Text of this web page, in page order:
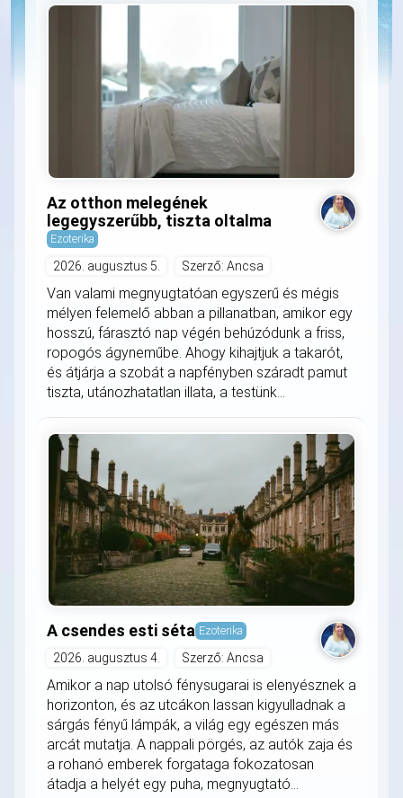
Az otthon melegének
legegyszerűbb, tiszta oltalma
Ezoterika
2026. augusztus 5. Szerző: Ancsa
Van valami megnyugtatóan egyszerű és mégis
mélyen felemelő abban a pillanatban, amikor egy
hosszú, fárasztó nap végén behúzódunk a friss,
ropogós ágyneműbe. Ahogy kihajtjuk a takarót,
és átjárja a szobát a napfényben száradt pamut
tiszta, utánozhatatlan illata, a testünk...
A csendes esti séta Ezoterika
2026. augusztus 4. Szerző: Ancsa
Amikor a nap utolsó fénysugarai is elenyésznek a
horizonton, és az utcákon lassan kigyulladnak a
sárgás fényű lámpák, a világ egy egészen más
arcát mutatja. A nappali pörgés, az autók zaja és
a rohanó emberek forgataga fokozatosan
átadja a helyét egy puha, megnyugtató...